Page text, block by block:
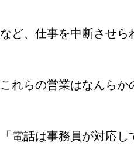
など、仕事を中断させら
これらの営業はなんらか
「電話は事務員が対応